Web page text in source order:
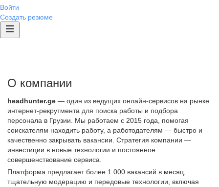
Войти
Создать резюме
О компании
headhunter.ge — один из ведущих онлайн-сервисов на рынке
интернет-рекрутмента для поиска работы и подбора
персонала в Грузии. Мы работаем с 2015 года, помогая
соискателям находить работу, а работодателям — быстро и
качественно закрывать вакансии. Стратегия компании —
инвестиции в новые технологии и постоянное
совершенствование сервиса.
Платформа предлагает более 1 000 вакансий в месяц,
тщательную модерацию и передовые технологии, включая